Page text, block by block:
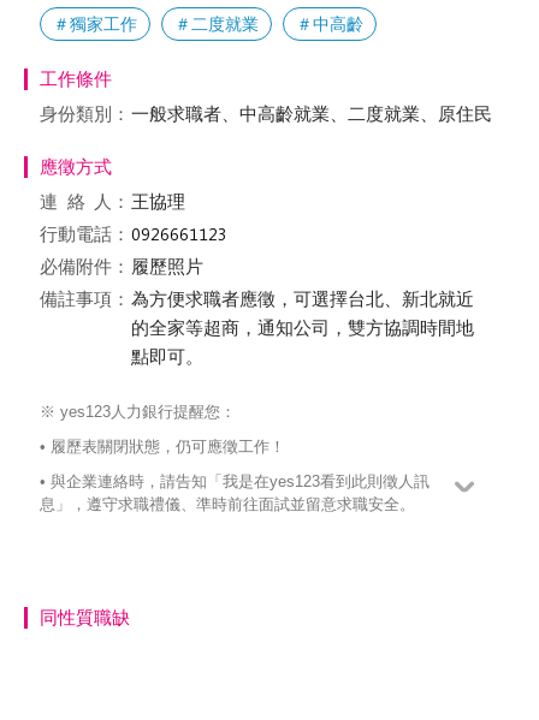
＃獨家工作 ＃二度就業 ＃中高齡
工作條件
身份類別： 一般求職者、中高齡就業、二度就業、原住民
應徵方式
連絡
人： 王協理
行動電話：
必備附件： 履歷照片
備註事項： 為方便求職者應徵，可選擇台北、新北就近
的全家等超商，通知公司，雙方協調時間地
點即可。
※ yes123人力銀行提醒您：
• 履歷表關閉狀態，仍可應徵工作！
• 與企業連絡時，請告知「我是在yes123看到此則徵人訊
息」，遵守求職禮儀、準時前往面試並留意求職安全。
同性質職缺